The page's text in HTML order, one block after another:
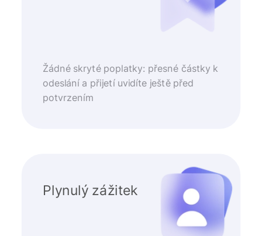
Žádné skryté poplatky: přesné částky k
odeslání a přijetí uvidíte ještě před
potvrzením
Plynulý zážitek